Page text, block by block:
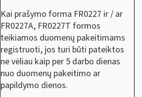
Kai prašymo forma FR0227 ir / ar
FR0227A, FR0227T formos
teikiamos duomenų pakeitimams
registruoti, jos turi būti pateiktos
ne vėliau kaip per 5 darbo dienas
nuo duomenų pakeitimo ar
papildymo dienos.